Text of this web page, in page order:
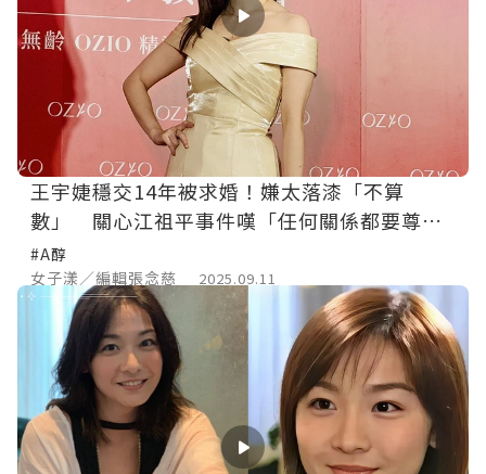
王宇婕穩交14年被求婚！嫌太落漆「不算
數」 關心江祖平事件嘆「任何關係都要尊
重」
#A醇
女子漾／編輯張念慈
2025.09.11